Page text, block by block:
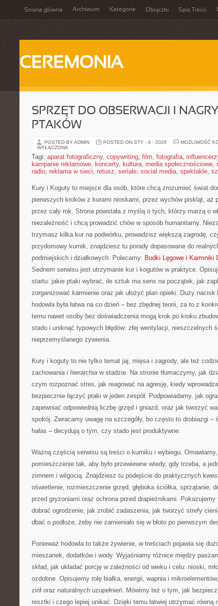
Strona główna Archiwum Kategorie Obrączki Spis Treści
CEREMONIA
SPRZĘT DO OBSERWACJI I
PTAKÓW
POSTED BY ADMIN POSTED ON STY - 4 - 2026
MOŻLIWOŚĆ
WYŁĄCZONA
Tagi: aparat fotograficzny, copywriting, film, fotografia,
kampanie reklamowe, koncerty, kultura, media społecznościowe,
radio, reklama w sieci, retusz, seriale, social media, spektakle,
Kury i Koguty to miejsce dla osób, które chcą zrozumieć świat
pierwszych kroków z kurami nioskami, przez wychów piskląt, aż
przez cały rok. Strona powstała z myślą o tych, którzy marzą o
niezależność i chcą prowadzić chów w sposób humanitarny.
trzymasz kilka kur na podwórku, prowadzisz większą zagrodę,
przydomowy kurnik, znajdziesz tu porady dopasowane do
podmiejskich i działkowych. Polecamy: Budki Lęgowe i Karmniki
Sednem serwisu jest utrzymanie kur i kogutów w praktyce.
startu: jakie ptaki wybrać, ile sztuk ma sens na początek, jak
zorganizować karmienie oraz jak ułożyć plan opieki. Duży nacisk
hodowla była łatwa na co dzień – bez zbędnej teorii, za to z
temu nawet osoby bez doświadczenia mogą krok po kroku
stado i uniknąć typowych błędów: złej wentylacji, nieszczelnych
nieprzemyślanego żywienia.
Kury i koguty to nie tylko temat jaj, mięsa i zagrody, ale też
zachowania i hierarchia w stadzie. Na stronie tłumaczymy, jak
czym rozpoznać stres, jak reagować na agresję, kiedy
bezpiecznie łączyć ptaki w jeden zespół. Podpowiadamy, jak
zapewniać odpowiednią liczbę grzęd i gniazd, oraz jak tworzyć
spokój. Zwracamy uwagę na szczegóły, bo często to drobiazgi –
hałas – decydują o tym, czy stado jest produktywne.
Ważną częścią serwisu są treści o kurniku i wybiegu.
pomieszczenie tak, aby było przewiewne wtedy, gdy trzeba, a
zimnem i wilgocią. Znajdziesz tu podejście do praktycznych
oświetlenie, rozmieszczenie grzęd, głęboka ściółka, sprzątanie,
przed gryzoniami oraz ochrona przed drapieżnikami.
dobrać ogrodzenie, jak zrobić zadaszenia, jak tworzyć strefy
dbać o podłoże, żeby nie zamieniało się w błoto po pierwszym
Ponieważ hodowla to także żywienie, w treściach pojawia się
mieszanek, dodatków i wody. Wyjaśniamy różnice między
skład, jak układać porcję w zależności od wieku i celu: nioski,
ozdobne. Opisujemy rolę białka, energii, wapnia i
ziół oraz naturalnych uzupełnień. Mówimy też o tym, jak
resztki i czego lepiej unikać. Dzięki temu łatwiej utrzymać równą